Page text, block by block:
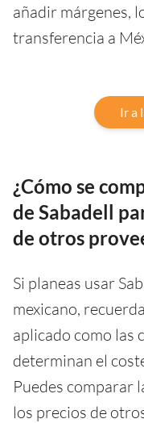
añadir márgenes,
transferencia a
Ir a
¿Cómo se
de Sabadell
de otros
Si planeas usar
mexicano,
aplicado como las
determinan el
Puedes comparar
los precios de